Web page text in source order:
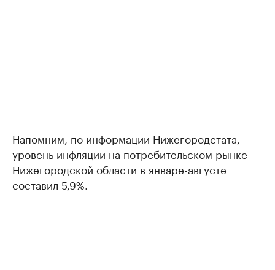
Напомним, по информации Нижегородстата,
уровень инфляции на потребительском рынке
Нижегородской области в январе-августе
составил 5,9%.